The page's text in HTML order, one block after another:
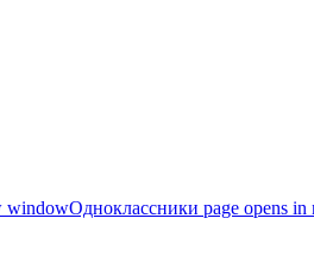
windowОдноклассники page opens